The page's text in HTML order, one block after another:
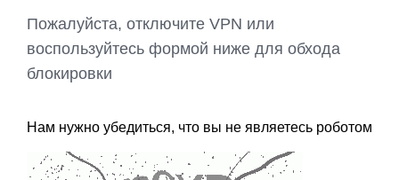
Пожалуйста, отключите VPN или
воспользуйтесь формой ниже для обхода
блокировки
Нам нужно убедиться, что вы не являетесь роботом